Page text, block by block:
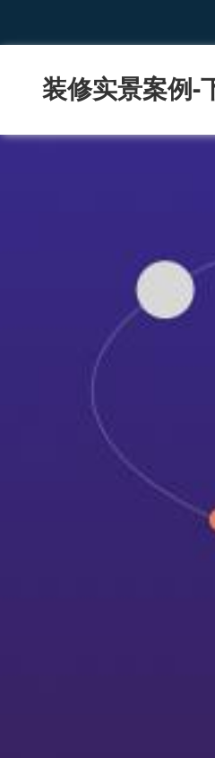
装修实景案例-